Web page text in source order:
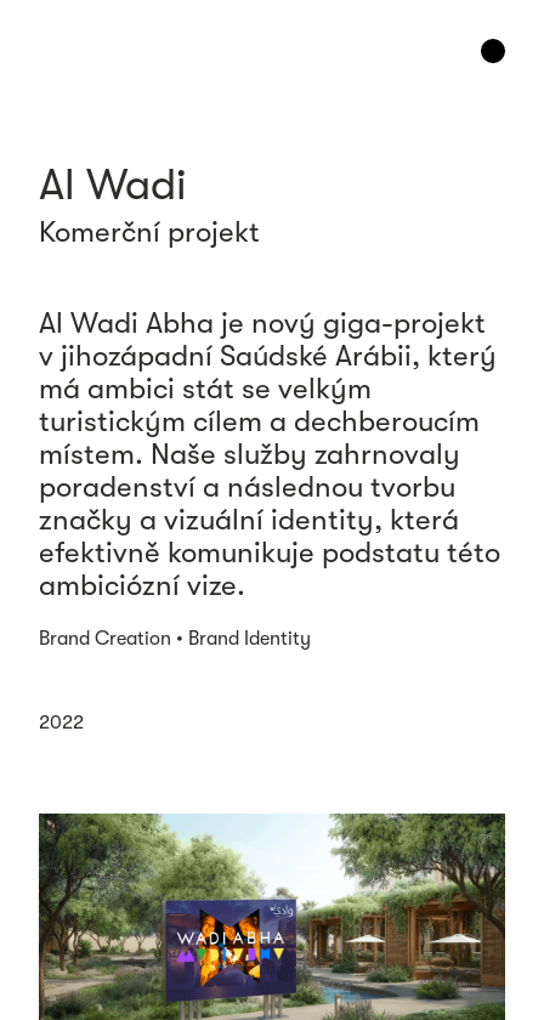
Al Wadi
Komerční projekt
Al Wadi Abha je nový giga-projekt
v jihozápadní Saúdské Arábii, který
má ambici stát se velkým
turistickým cílem a dechberoucím
místem. Naše služby zahrnovaly
poradenství a následnou tvorbu
značky a vizuální identity, která
efektivně komunikuje podstatu této
ambiciózní vize.
Brand Creation • Brand Identity
2022